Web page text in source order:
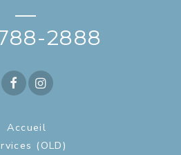
—
2888
Accueil
(OLD)